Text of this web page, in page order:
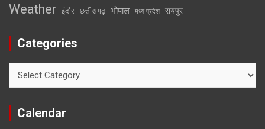
Weather इंदौर छत्तीसगढ़ भोपाल मध्य प्रदेश रायपुर
Categories
Calendar